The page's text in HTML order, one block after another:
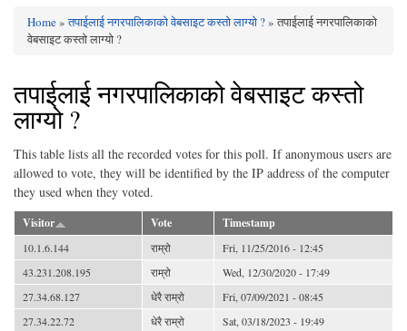
You are here
Home»तपाईलाई नगरपालिकाको वेबसाइट कस्तो लाग्यो ?» तपाईलाई नगरपालिकाको
वेबसाइट कस्तो लाग्यो ?
तपाईलाई नगरपालिकाको वेबसाइट कस्तो
लाग्यो ?
This table lists all the recorded votes for this poll. If anonymous users are
allowed to vote, they will be identified by the IP address of the computer
they used when they voted.
Visitor Vote Timestamp
10.1.6.144 राम्रो
Fri, 11/25/2016 - 12:45
43.231.208.195
राम्रो
Wed, 12/30/2020 - 17:49
27.34.68.127
धेरै राम्रो
Fri, 07/09/2021 - 08:45
27.34.22.72
धेरै राम्रो
Sat, 03/18/2023 - 19:49